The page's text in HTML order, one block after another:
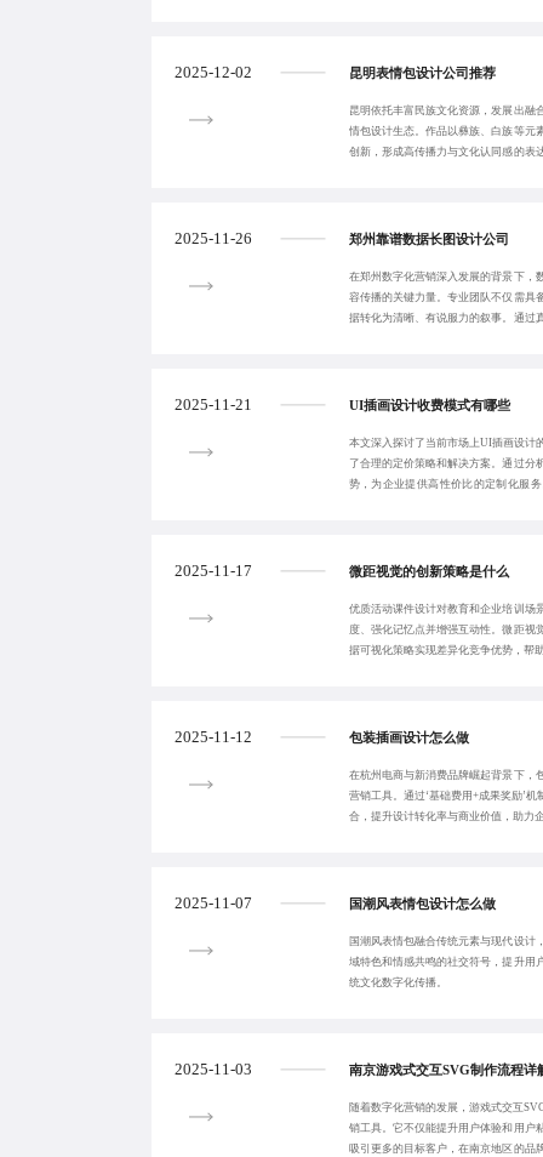
2025-12-02 昆明表情包设计公司推荐
昆明依托丰富民族文化资源，发展出融
情包设计生态。作品以彝族、白族等元
创新，形成高传播力与文化认同感的表
2025-11-26 郑州靠谱数据长图设计公司
在郑州数字化营销深入发展的背景下，
容传播的关键力量。专业团队不仅需具
据转化为清晰、有说服力的叙事。通过
2025-11-21 UI插画设计收费模式有哪些
本文深入探讨了当前市场上UI插画设计
了合理的定价策略和解决方案。通过分
势，为企业提供高性价比的定制化服
2025-11-17 微距视觉的创新策略是什么
优质活动课件设计对教育和企业培训场
度、强化记忆点并增强互动性。微距视
据可视化策略实现差异化竞争优势，帮
2025-11-12 包装插画设计怎么做
在杭州电商与新消费品牌崛起背景下，
营销工具。通过‘基础费用+成果奖励’
合，提升设计转化率与商业价值，助力
2025-11-07 国潮风表情包设计怎么做
国潮风表情包融合传统元素与现代设计
域特色和情感共鸣的社交符号，提升用
统文化数字化传播。
2025-11-03 南京游戏式交互SVG制作流程详
随着数字化营销的发展，游戏式交互
销工具。它不仅能提升用户体验和用户
吸引更多的目标客户，在南京地区的品